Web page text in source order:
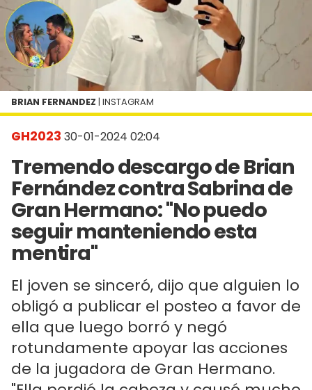
GH2023 30-01-2024 02:04
Tremendo descargo de Brian
Fernández contra Sabrina de
Gran Hermano: "No puedo
seguir manteniendo esta
mentira"
El joven se sinceró, dijo que alguien lo
obligó a publicar el posteo a favor de
ella que luego borró y negó
rotundamente apoyar las acciones
de la jugadora de Gran Hermano.
BRIAN FERNANDEZ | INSTAGRAM